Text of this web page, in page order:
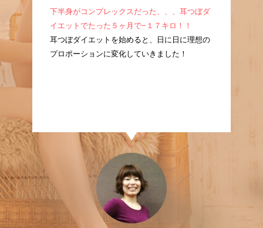
つ
痩
下半身がコンプレックスだった、、、耳つぼダ
イエットでたった５ヶ月で−１７キロ！！
耳つぼダイエットを始めると、日に日に理想の
プロポーションに変化していきました！